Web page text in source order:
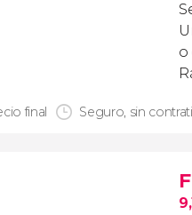
o
final Seguro, sin